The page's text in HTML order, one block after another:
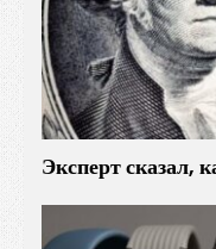
Эксперт сказал,